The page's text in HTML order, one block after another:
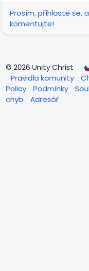
Prosím, přihlaste se,
komentujte!
© 2026 Unity Christ
Pravidla komunity
Policy
Podmínky
chyb
Adresář